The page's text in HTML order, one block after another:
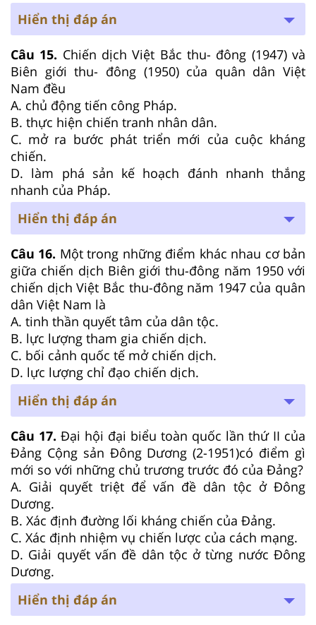
Hiển thị đáp án
Câu 15. Chiến dịch Việt Bắc thu- đông (1947) và
Biên giới thu- đông (1950) của quân dân Việt
Nam đều
A. chủ động tiến công Pháp.
B. thực hiện chiến tranh nhân dân.
C. mở ra bước phát triển mới của cuộc kháng
chiến.
D. làm phá sản kế hoạch đánh nhanh thắng
nhanh của Pháp.
Hiển thị đáp án
Câu 16. Một trong những điểm khác nhau cơ bản
giữa chiến dịch Biên giới thu-đông năm 1950 với
chiến dịch Việt Bắc thu-đông năm 1947 của quân
dân Việt Nam là
A. tinh thần quyết tâm của dân tộc.
B. lực lượng tham gia chiến dịch.
C. bối cảnh quốc tế mở chiến dịch.
D. lực lượng chỉ đạo chiến dịch.
Hiển thị đáp án
Câu 17. Đại hội đại biểu toàn quốc lần thứ II của
Đảng Cộng sản Đông Dương (2-1951)có điểm gì
mới so với những chủ trương trước đó của Đảng?
A. Giải quyết triệt để vấn đề dân tộc ở Đông
Dương.
B. Xác định đường lối kháng chiến của Đảng.
C. Xác định nhiệm vụ chiến lược của cách mạng.
D. Giải quyết vấn đề dân tộc ở từng nước Đông
Dương.
Hiển thị đáp án